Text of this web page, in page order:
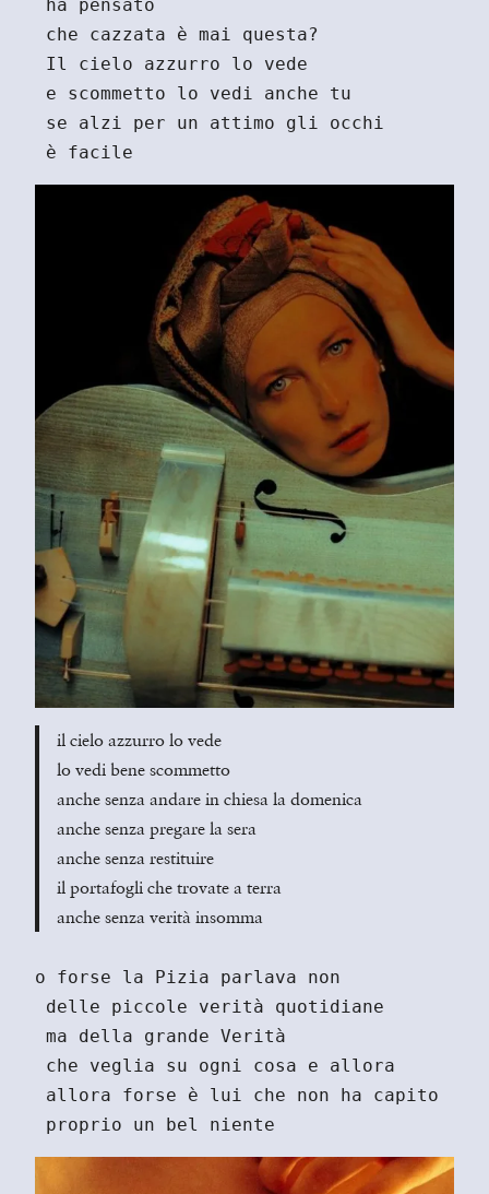
ha pensato
che cazzata è mai questa?
Il cielo azzurro lo vede
e scommetto lo vedi anche tu
se alzi per un attimo gli occhi
è facile
il cielo azzurro lo vede
lo vedi bene scommetto
anche senza andare in chiesa la domenica
anche senza pregare la sera
anche senza restituire
il portafogli che trovate a terra
anche senza verità insomma
o forse la Pizia parlava non
delle piccole verità quotidiane
ma della grande Verità
che veglia su ogni cosa e allora
allora forse è lui che non ha capito
proprio un bel niente